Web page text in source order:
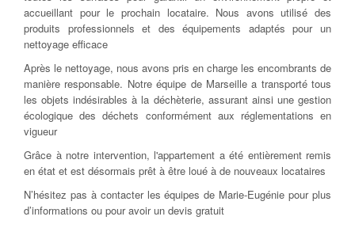
accueillant pour le prochain locataire. Nous avons utilisé des
produits professionnels et des équipements adaptés pour un
nettoyage efficace
Après le nettoyage, nous avons pris en charge les encombrants de
manière responsable. Notre équipe de Marseille a transporté tous
les objets indésirables à la déchèterie, assurant ainsi une gestion
écologique des déchets conformément aux réglementations en
vigueur
Grâce à notre intervention, l'appartement a été entièrement remis
en état et est désormais prêt à être loué à de nouveaux locataires
N’hésitez pas à contacter les équipes de Marie-Eugénie pour plus
d’informations ou pour avoir un devis gratuit